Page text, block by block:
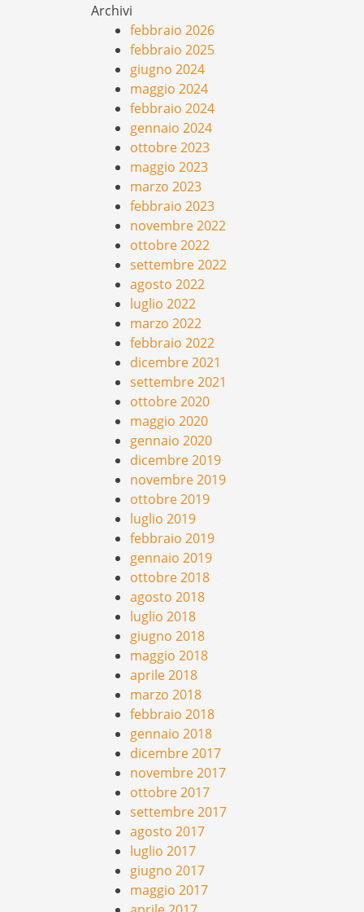
Archivi
febbraio 2026
febbraio 2025
giugno 2024
maggio 2024
febbraio 2024
gennaio 2024
ottobre 2023
maggio 2023
marzo 2023
febbraio 2023
novembre 2022
ottobre 2022
settembre 2022
agosto 2022
luglio 2022
marzo 2022
febbraio 2022
dicembre 2021
settembre 2021
ottobre 2020
maggio 2020
gennaio 2020
dicembre 2019
novembre 2019
ottobre 2019
luglio 2019
febbraio 2019
gennaio 2019
ottobre 2018
agosto 2018
luglio 2018
giugno 2018
maggio 2018
aprile 2018
marzo 2018
febbraio 2018
gennaio 2018
dicembre 2017
novembre 2017
ottobre 2017
settembre 2017
agosto 2017
luglio 2017
giugno 2017
maggio 2017